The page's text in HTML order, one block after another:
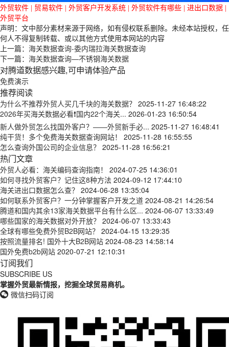
外贸软件 贸易软件 外贸客户开发系统 外贸软件有哪些 进出口数据
外贸平台
声明：文中部分素材来源于网络，如有侵权联系删除。未经本站授权，任
何人不得复制转载、或以其他方式使用本网站的内容
上一篇： 海关数据查询-委内瑞拉海关数据查询
下一篇： 海关数据查询—不锈钢海关数据
对腾道数据感兴趣,可申请体验产品
免费演示
推荐阅读
为什么不推荐外贸人买几千块的海关数据？ 2025-11-27 16:48:22
2026年买海关数据必看❗国内22个海关... 2026-01-23 16:50:54
新人做外贸怎么找国外客户？——外贸新手必... 2025-11-27 16:48:41
纯干货！多个免费海关数据查询网站！
2025-11-28 16:55:55
怎么查询外国公司的企业信息？ 2025-11-28 16:56:21
热门文章
外贸人必看：海关编码查询指南！
2024-07-25 14:36:01
如何寻找外贸客户？记住这8种方法 2024-09-12 17:44:10
海关进出口数据怎么查？ 2024-06-28 13:35:04
如何联系外贸客户？一分钟掌握客户开发之道 2024-08-21 14:26:54
腾道和国内其余13家海关数据平台有什么区... 2024-06-07 13:33:49
哪些国家的海关数据对外开放？ 2024-06-07 13:33:43
全球有哪些免费外贸B2B网站？ 2024-04-15 13:29:35
按照流量排名! 国外十大B2B网站 2024-08-23 14:58:14
国外免费b2b网站 2020-07-21 12:10:31
订阅我们
SUBSCRIBE US
掌握外贸最新情报，挖掘全球贸易商机。
微信扫码订阅